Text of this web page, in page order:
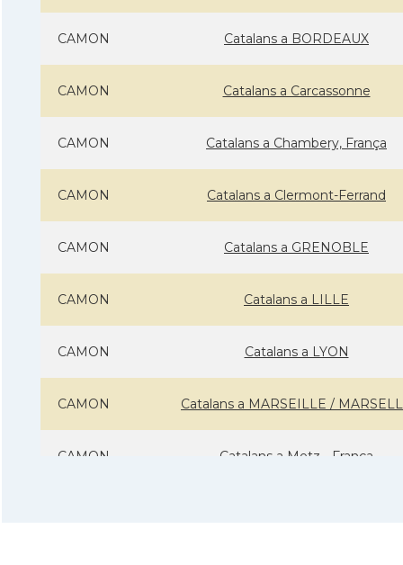
CAMON Catalans a BORDEAUX
CAMON Catalans a Carcassonne
CAMON Catalans a Chambery, França
CAMON Catalans a Clermont-Ferrand
CAMON Catalans a GRENOBLE
CAMON Catalans a LILLE
CAMON Catalans a LYON
CAMON Catalans a MARSEILLE /
CAMON Catalans a Metz - França